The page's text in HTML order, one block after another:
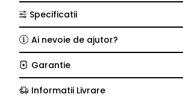
Specificatii
Ai nevoie de ajutor?
Garantie
Informatii Livrare